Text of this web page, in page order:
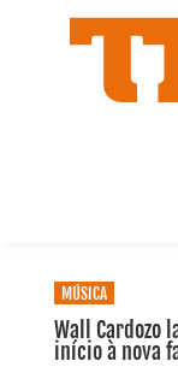
MÚSICA
Wall Cardozo
início à nova